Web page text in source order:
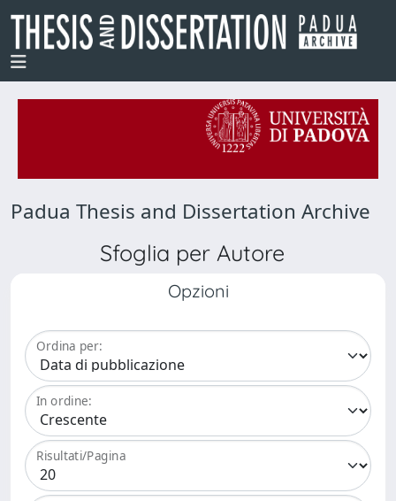
Padua Thesis and Dissertation Archive
Sfoglia per Autore
Opzioni
Ordina per:
In ordine:
Risultati/Pagina